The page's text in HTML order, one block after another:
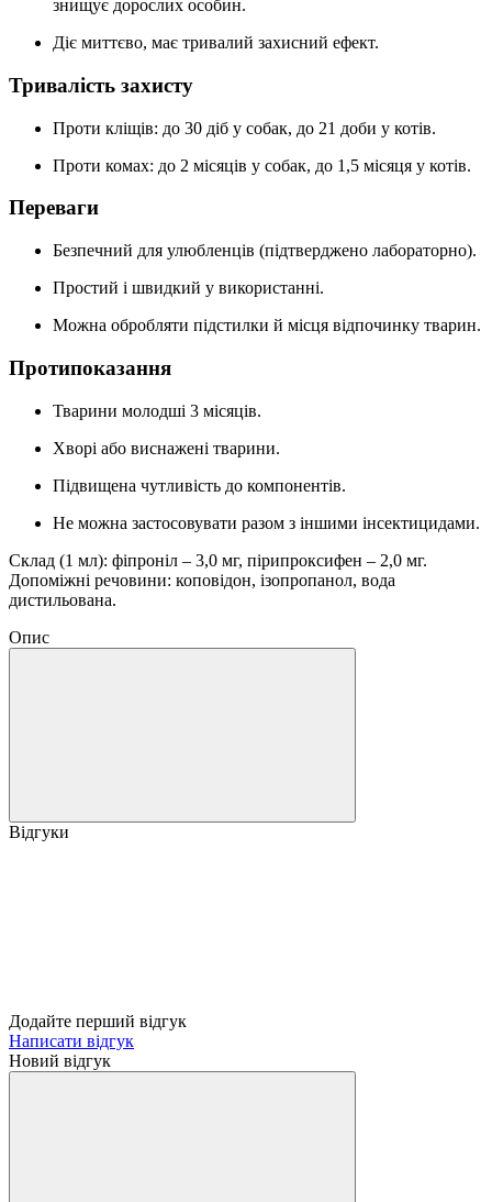
знищує дорослих особин.
Діє миттєво, має тривалий захисний ефект.
Тривалість захисту
Проти кліщів: до 30 діб у собак, до 21 доби у котів.
Проти комах: до 2 місяців у собак, до 1,5 місяця у котів.
Переваги
Безпечний для улюбленців (підтверджено лабораторно).
Простий і швидкий у використанні.
Можна обробляти підстилки й місця відпочинку тварин.
Протипоказання
Тварини молодші 3 місяців.
Хворі або виснажені тварини.
Підвищена чутливість до компонентів.
Не можна застосовувати разом з іншими інсектицидами.
Склад (1 мл): фіпроніл – 3,0 мг, пірипроксифен – 2,0 мг.
Допоміжні речовини: коповідон, ізопропанол, вода
дистильована.
Опис
Відгуки
Додайте перший відгук
Написати відгук
Новий відгук